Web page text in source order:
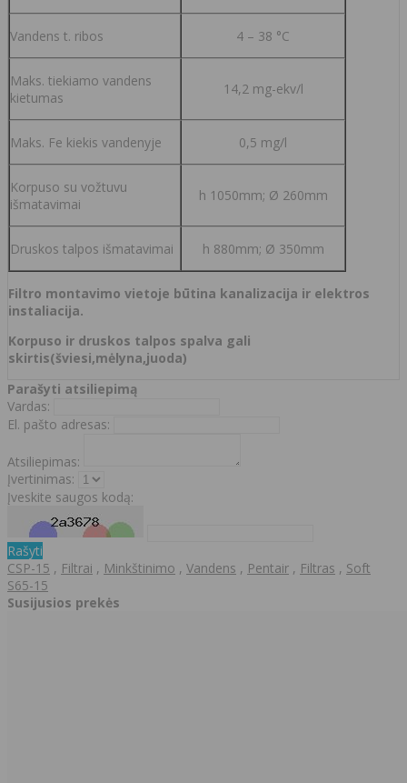
Vandens t. ribos 4 – 38 °C
Maks. tiekiamo vandens
kietumas
14,2 mg-ekv/l
Maks. Fe kiekis vandenyje 0,5 mg/l
Korpuso su vožtuvu
išmatavimai
h 1050mm; Ø 260mm
Druskos talpos išmatavimai h 880mm; Ø 350mm
Filtro montavimo vietoje būtina kanalizacija ir elektros
instaliacija.
Korpuso ir druskos talpos spalva gali
skirtis(šviesi,mėlyna,juoda)
Parašyti atsiliepimą
Vardas:
El. pašto adresas:
Atsiliepimas:
Įvertinimas:
Įveskite saugos kodą:
Rašyti
CSP-15 , Filtrai , Minkštinimo , Vandens , Pentair , Filtras , Soft
S65-15
Susijusios prekės